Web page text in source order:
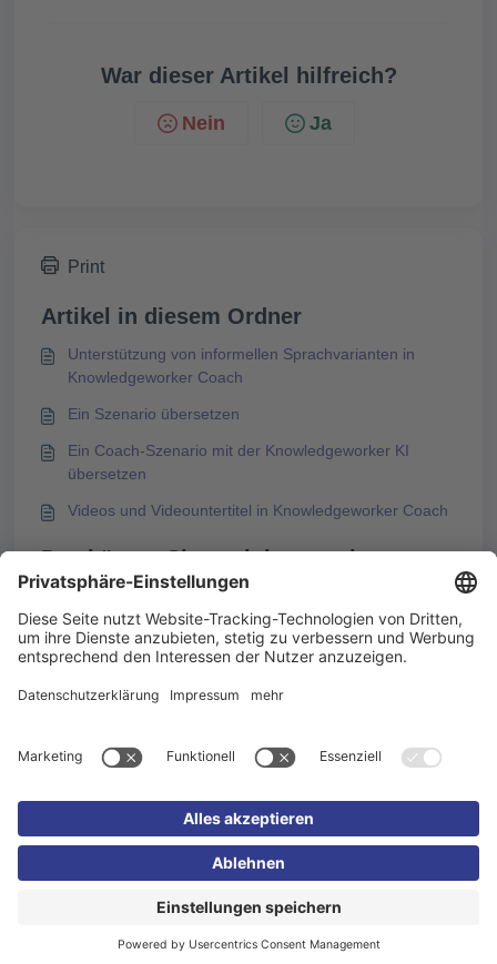
War dieser Artikel hilfreich?
Nein Ja
Print
Artikel in diesem Ordner
Unterstützung von informellen Sprachvarianten in
Knowledgeworker Coach
Ein Szenario übersetzen
Ein Coach-Szenario mit der Knowledgeworker KI
übersetzen
Videos und Videountertitel in Knowledgeworker Coach
Das könnte Sie auch interessieren
Ein Coach-Szenario in Knowledgeworker Create
einbinden
In 5 Schritten zum ersten Szenario
Unterstützung von informellen Sprachvarianten in
Schleifen in Szenarien nutzen
Datenschutzerklärung
Einstellungen